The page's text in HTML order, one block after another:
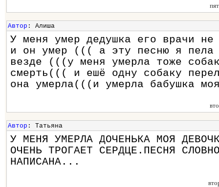
Автор : Алиша
У меня умер дедушка его врачи не
и он умер ((( а эту песню я пела
везде (((у меня умерла тоже
смерть((( и ешё одну собаку
она умерла(((и умерла бабушка
Автор : Татьяна
У МЕНЯ УМЕРЛА ДОЧЕНЬКА МОЯ
ОЧЕНЬ ТРОГАЕТ СЕРДЦЕ.ПЕСНЯ
НАПИСАНА...